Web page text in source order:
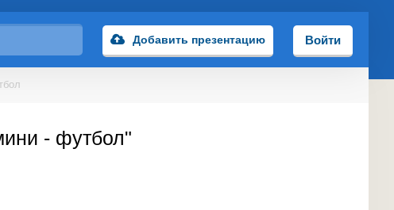
Добавить презентацию Войти
- футбол"